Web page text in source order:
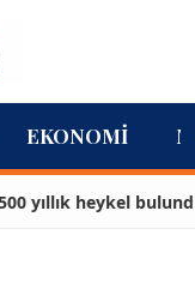
EKONOMI
heykel bulundu